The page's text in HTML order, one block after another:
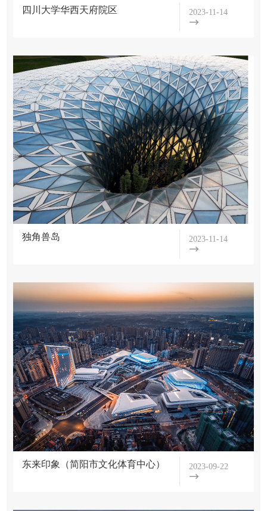
四川大学华西天府院区 2023-11-14
独角兽岛 2023-11-14
东来印象（简阳市文化体育中心） 2023-09-22